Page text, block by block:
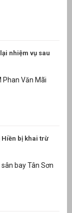
nhiệm vụ sau
Phan Văn Mãi
Hiền bị khai trừ
bay Tân Sơn